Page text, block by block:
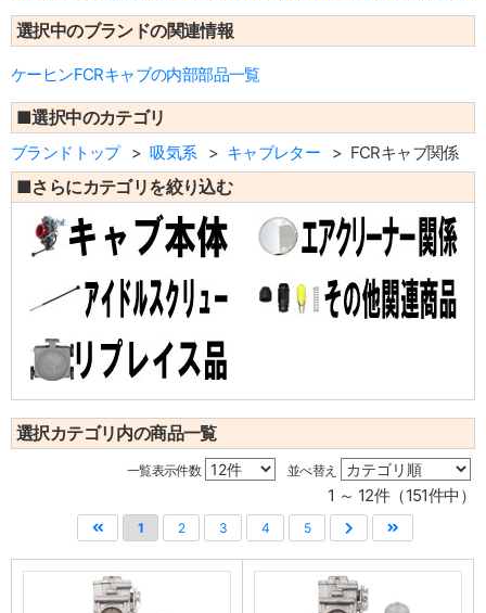
選択中のブランドの関連情報
ケーヒンFCRキャブの内部部品一覧
■選択中のカテゴリ
ブランドトップ 吸気系 キャブレター FCRキャブ関係
■さらにカテゴリを絞り込む
選択カテゴリ内の商品一覧
一覧表示件数 並べ替え
1 ～ 12件（151件中）
1 2 3 4 5